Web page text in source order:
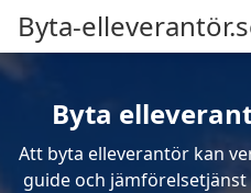
Byta-
Byta
Att byta elleverantör kan
guide och